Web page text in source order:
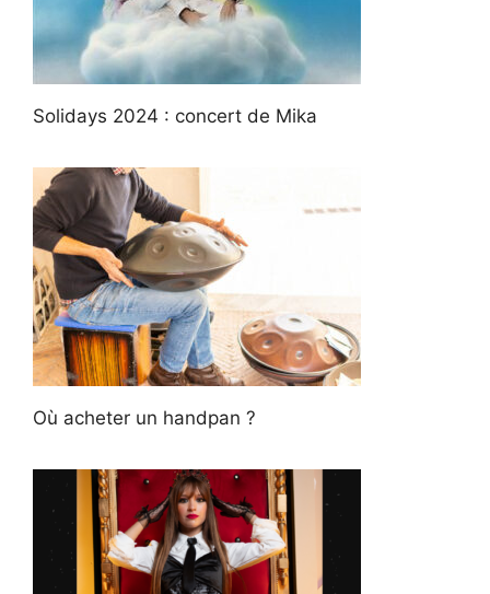
Solidays 2024 : concert de Mika
Où acheter un handpan ?